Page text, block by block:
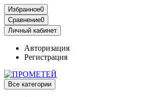
Избранное0
Сравнение0
Личный кабинет
Авторизация
Регистрация
Все категории